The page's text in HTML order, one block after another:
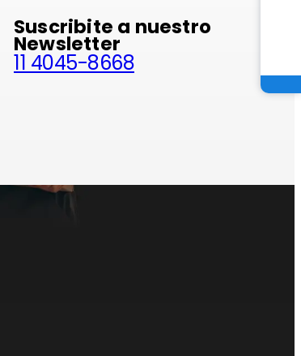
Suscribite a nuestro
Newsletter
11 4045-8668